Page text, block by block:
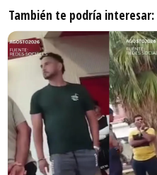
También te podría interesar: